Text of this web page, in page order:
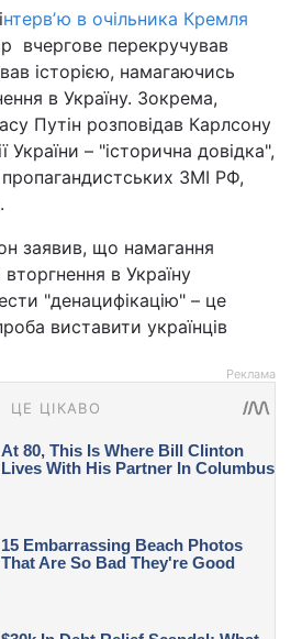
нтервʼю в очільника Кремля
вчергове перекручував
історією, намагаючись
в Україну. Зокрема,
Путін розповідав Карлсону
України – "історична довідка",
ЗМІ РФ,
заявив, що намагання
в Україну
"денацифікацію" – це
виставити українців
Реклама